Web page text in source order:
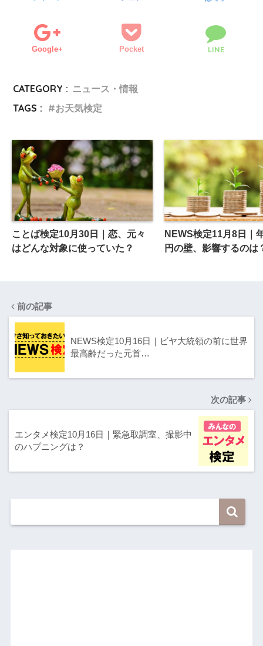
Google+ Pocket LINE
CATEGORY : ニュース・情報
TAGS :
お天気検定
ことば検定10月30日｜恋、元々
はどんな対象に使っていた？
NEWS検定11月8日｜
円の壁、影響するのは
前の記事
NEWS検定10月16日｜ビヤ大統領の前に世界
最高齢だった元首…
次の記事
エンタメ検定10月16日｜緊急取調室、撮影中
のハプニングは？